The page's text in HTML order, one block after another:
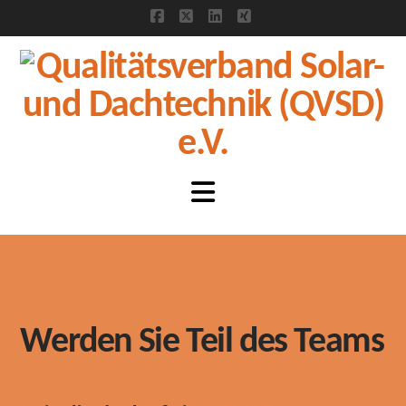
Navigation
Werden Sie Teil des Teams